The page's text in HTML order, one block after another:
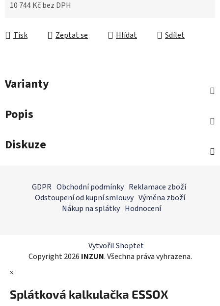
10 744 Kč bez DPH
Tisk
Zeptat se Hlídat Sdílet
Varianty
Popis
Diskuze
GDPR Obchodní podmínky Reklamace zboží
Odstoupení od kupní smlouvy Výměna zboží
Nákup na splátky Hodnocení
Vytvořil Shoptet
Copyright 2026 INZUN. Všechna práva vyhrazena.
×
Splátková kalkulačka ESSOX